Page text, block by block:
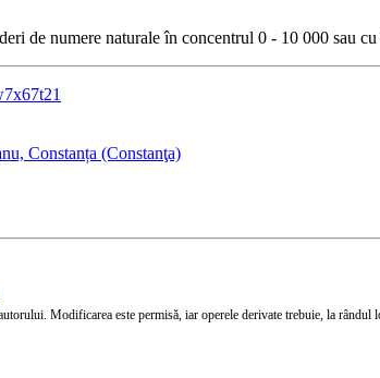
de numere naturale în concentrul 0 - 10 000 sau
Constanța (Constanţa)
Modificarea este permisă, iar operele derivate trebuie, la